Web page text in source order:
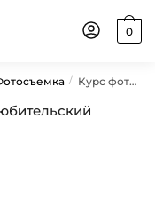
0
/ Курс фотографии: Как снимать живые любительские портреты